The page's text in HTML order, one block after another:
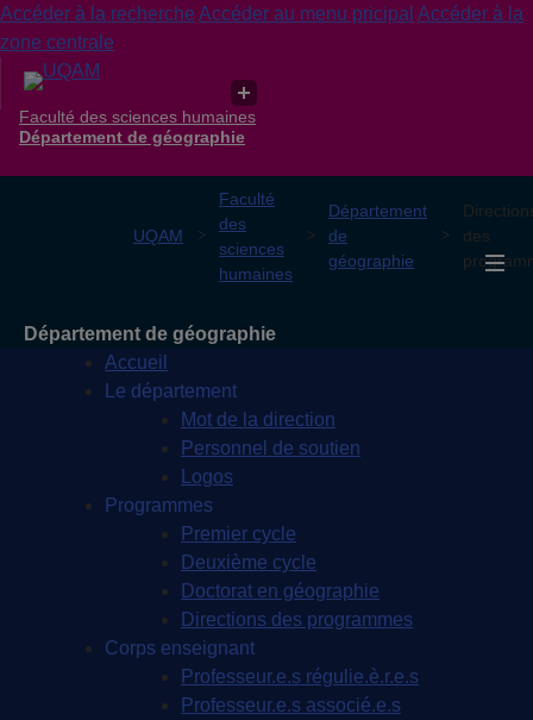
Accéder à la recherche Accéder au menu pricipal Accéder à la
zone centrale
Faculté des sciences humaines
Département de géographie
UQAM
Faculté
des
sciences
humaines
Département
de
géographie
des
Département de géographie
Accueil
Le département
Mot de la direction
Personnel de soutien
Logos
Programmes
Premier cycle
Deuxième cycle
Doctorat en géographie
Directions des programmes
Corps enseignant
Professeur.e.s régulie.è.r.e.s
Professeur.e.s associé.e.s